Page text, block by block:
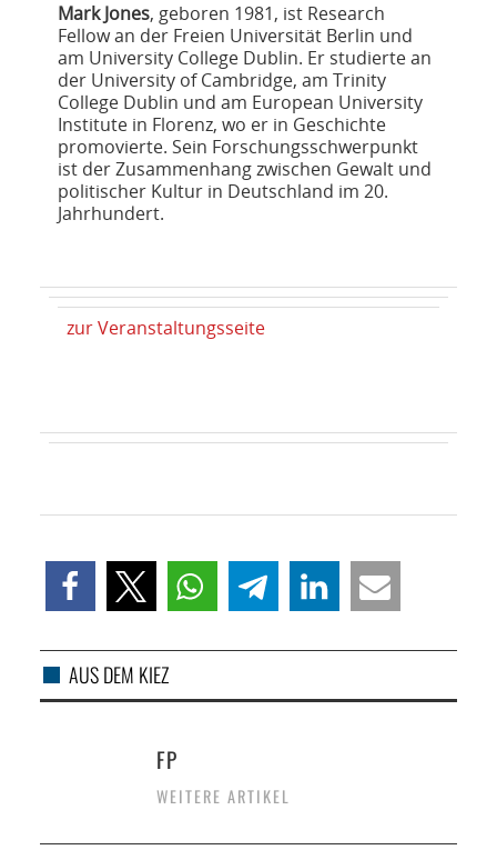
Mark Jones, geboren 1981, ist Research
Fellow an der Freien Universität Berlin und
am University College Dublin. Er studierte an
der University of Cambridge, am Trinity
College Dublin und am European University
Institute in Florenz, wo er in Geschichte
promovierte. Sein Forschungsschwerpunkt
ist der Zusammenhang zwischen Gewalt und
politischer Kultur in Deutschland im 20.
Jahrhundert.
zur Veranstaltungsseite
AUS DEM KIEZ
FP
WEITERE ARTIKEL